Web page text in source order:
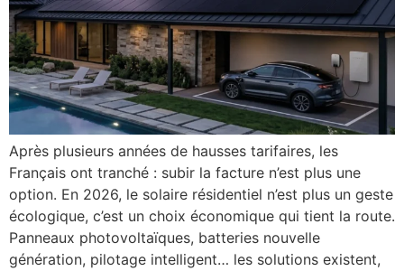
Après plusieurs années de hausses tarifaires, les
Français ont tranché : subir la facture n’est plus une
option. En 2026, le solaire résidentiel n’est plus un geste
écologique, c’est un choix économique qui tient la route.
Panneaux photovoltaïques, batteries nouvelle
génération, pilotage intelligent… les solutions existent,